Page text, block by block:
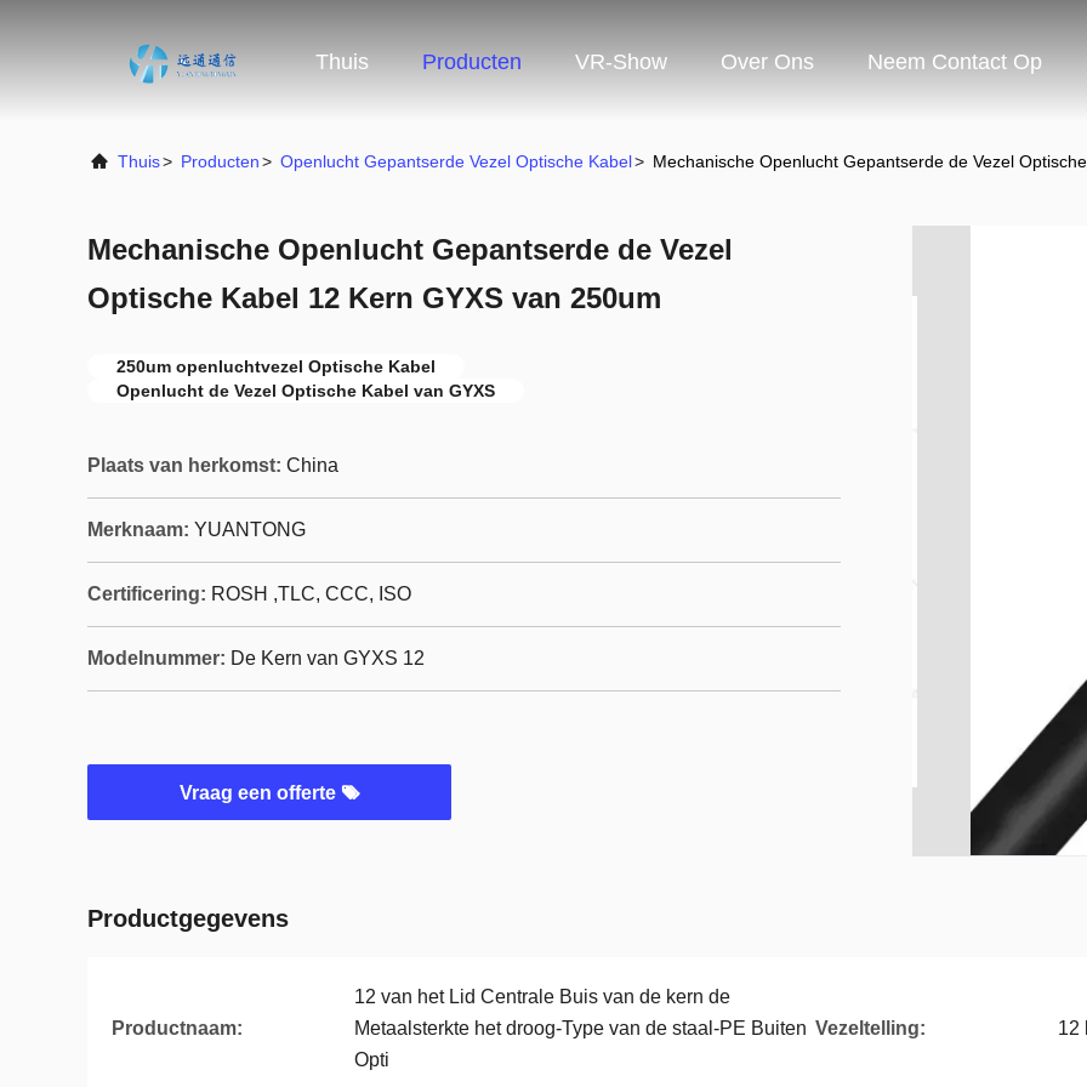
Thuis Producten VR-Show Over Ons Neem Contact Op
Thuis> Producten> Openlucht Gepantserde Vezel Optische Kabel> Mechanische Openlucht Gepantserde de Vezel
Mechanische Openlucht Gepantserde de Vezel
Optische Kabel 12 Kern GYXS van 250um
250um openluchtvezel Optische Kabel
Openlucht de Vezel Optische Kabel van GYXS
Plaats van herkomst: China
Merknaam: YUANTONG
Certificering: ROSH ,TLC, CCC, ISO
Modelnummer: De Kern van GYXS 12
Vraag een offerte
Productgegevens
Productnaam:
12 van het Lid Centrale Buis van de kern de
Metaalsterkte het droog-Type van de staal-PE Buiten
Opti
Vezeltelling: 12